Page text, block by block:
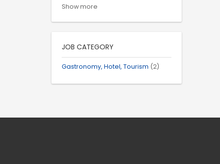
Show more
JOB CATEGORY
Gastronomy, Hotel, Tourism (2)